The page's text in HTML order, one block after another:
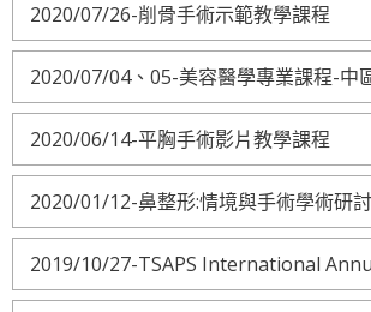
2020/07/26-削骨手術示範教學課程
2020/07/04、05-美容醫學專業課程-中
2020/06/14-平胸手術影片教學課程
2020/01/12-鼻整形:情境與手術學術研
2019/10/27-TSAPS International